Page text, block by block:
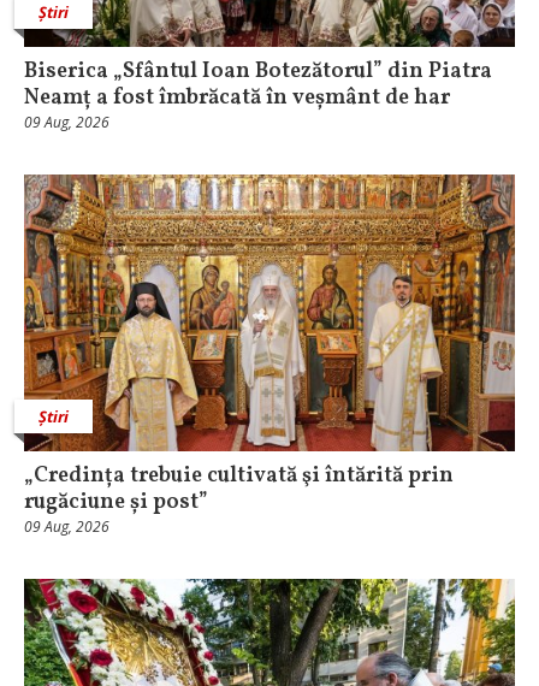
Știri
Biserica „Sfântul Ioan Botezătorul” din Piatra
Neamț a fost îmbrăcată în veșmânt de har
09 Aug, 2026
Știri
„Credința trebuie cultivată şi întărită prin
rugăciune și post”
09 Aug, 2026